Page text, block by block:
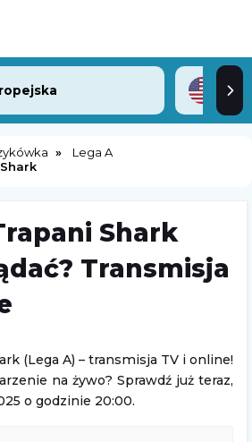
Lega A
Shark
Transmisja
(Lega A) – transmisja TV i online!
na żywo? Sprawdź już teraz,
o godzinie 20:00.